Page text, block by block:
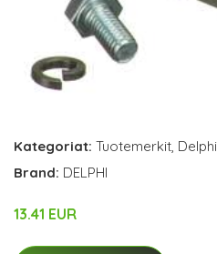
Kategoriat: Tuotemerkit, Delphi
Brand: DELPHI
13.41 EUR